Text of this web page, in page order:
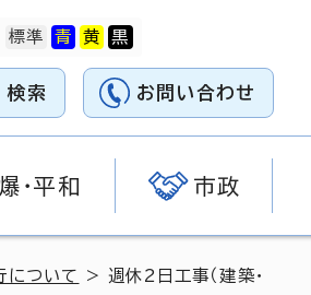
検索 お問い合わせ
・平和 市政
について
> 週休2日工事（建築・